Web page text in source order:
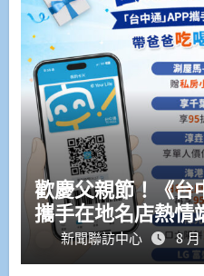
歡慶父親節！《台
攜手在地名店熱情
新聞聯訪中心 8 月